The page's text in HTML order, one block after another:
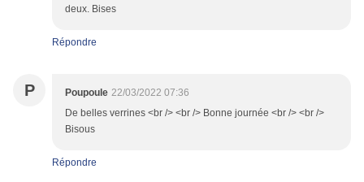
deux. Bises
Répondre
P Poupoule 22/03/2022 07:36
De belles verrines <br /> <br /> Bonne journée <br /> <br />
Bisous
Répondre